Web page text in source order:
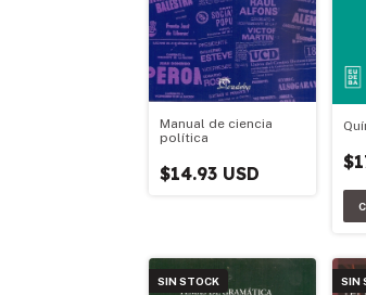
Manual de ciencia
política
$14.93 USD
SIN STOCK SIN